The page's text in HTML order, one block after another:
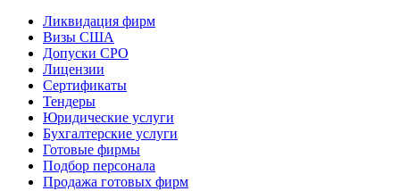
Ликвидация фирм
Визы США
Допуски СРО
Лицензии
Сертификаты
Тендеры
Юридические услуги
Бухгалтерские услуги
Готовые фирмы
Подбор персонала
Продажа готовых фирм